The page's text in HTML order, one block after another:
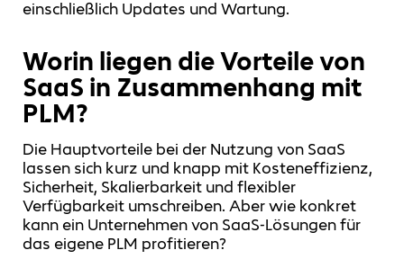
einschließlich Updates und Wartung.
Worin liegen die Vorteile von
SaaS in Zusammenhang mit
PLM?
Die Hauptvorteile bei der Nutzung von SaaS
lassen sich kurz und knapp mit Kosteneffizienz,
Sicherheit, Skalierbarkeit und flexibler
Verfügbarkeit umschreiben. Aber wie konkret
kann ein Unternehmen von SaaS-Lösungen für
das eigene PLM profitieren?